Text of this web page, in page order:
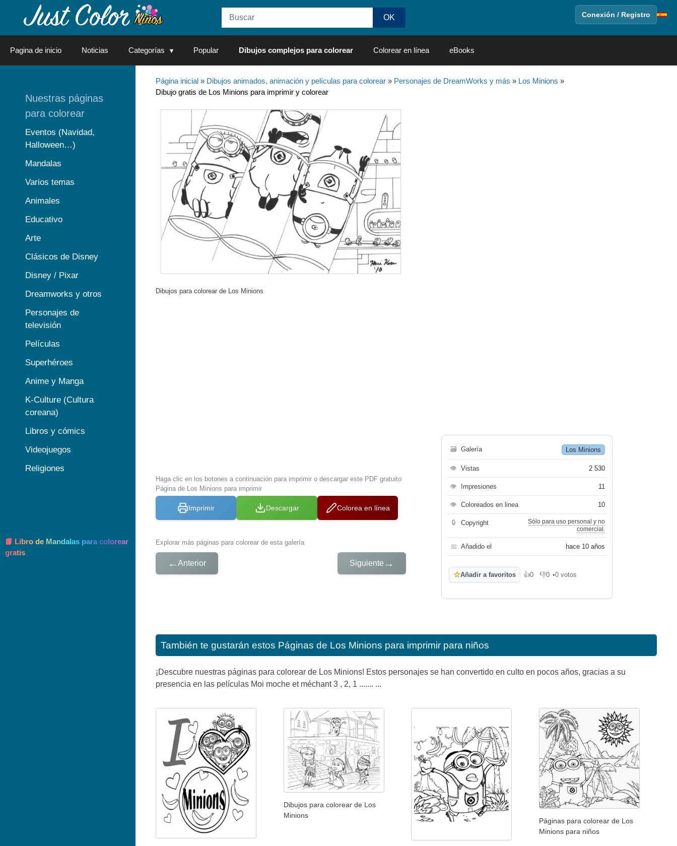
Conexión / Registro
Pagina de inicio Noticias Categorías Popular Dibujos complejos para colorear Colorear en línea eBooks
Página inicial» Dibujos animados, animación y películas para colorear» Personajes de DreamWorks y más » Los Minions »
Dibujo gratis de Los Minions para imprimir y colorear
Dibujos para colorear de Los Minions
Haga clic en los botones a continuación para imprimir o descargar este PDF gratuito
Página de Los Minions para imprimir
Imprimir Descargar Colorea en línea
Explorar más páginas para colorear de esta galería
← Anterior Siguiente →
🗃 Galería Los Minions
👁 Vistas 2 530
👁 Impresiones 11
👁 Coloreados en linea 10
🔒 Copyright
Sólo para uso personal y no
comercial.
📅 Añadido el hace 10 años
☆Añadir a favoritos 👍0
Me gusta
👎0
No me gusta
•0 votos
También te gustarán estos Páginas de Los Minions para imprimir para niños
¡Descubre nuestras páginas para colorear de Los Minions! Estos personajes se han convertido en culto en pocos años, gracias a su
presencia en las películas Moi moche et méchant 3 , 2, 1 ....... ...
Dibujos para colorear de Los
Minions
Páginas para colorear de Los
Minions para niños
Nuestras páginas
para colorear
Eventos (Navidad,
Halloween…)
Mandalas
Varios temas
Animales
Educativo
Arte
Clásicos de Disney
Disney / Pixar
Dreamworks y otros
Personajes de
televisión
Películas
Superhéroes
Anime y Manga
K-Culture (Cultura
coreana)
Libros y cómics
Videojuegos
Religiones
📘 Libro de Mandalas para colorear
gratis